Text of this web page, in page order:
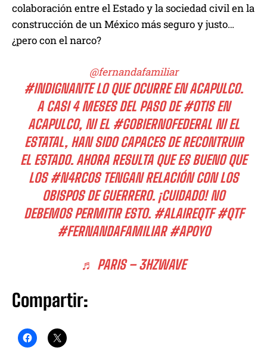
colaboración entre el Estado y la sociedad civil en la
construcción de un México más seguro y justo…
¿pero con el narco?
@fernandafamiliar
#INDIGNANTELO QUE OCURRE EN ACAPULCO.
A CASI 4 MESES DEL PASO DE#OTISEN
ACAPULCO, NI EL #GOBIERNOFEDERALNI EL
ESTATAL, HAN SIDO CAPACES DE RECONTRUIR
EL ESTADO. AHORA RESULTA QUE ES BUENO QUE
LOS#N4RC0STENGAN RELACIÓN CON LOS
OBISPOS DE GUERRERO. ¡CUIDADO! NO
DEBEMOS PERMITIR ESTO. #ALAIREQTF #QTF
#FERNANDAFAMILIAR #APOYO
♬ PARIS – 3HZWAVE
Compartir: